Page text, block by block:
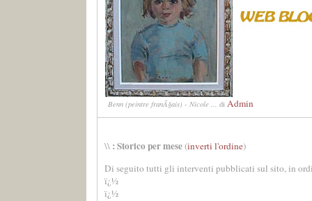
Benn (peintre franÃ§ais) - Nicole ... di Admin
\\ : Storico per mese(inverti l'ordine)
Di seguito tutti gli interventi pubblicati sul sito, in
ï¿½
ï¿½